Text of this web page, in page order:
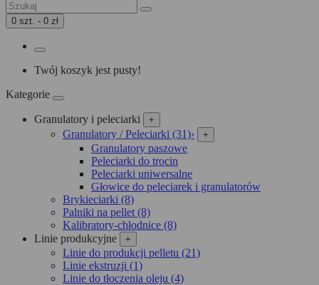
0 szt. - 0 zł
Twój koszyk jest pusty!
Kategorie
Granulatory i peleciarki +
Granulatory / Peleciarki (31)› +
Granulatory paszowe
Peleciarki do trocin
Peleciarki uniwersalne
Głowice do peleciarek i granulatorów
Brykieciarki (8)
Palniki na pellet (8)
Kalibratory-chłodnice (8)
Linie produkcyjne
+
Linie do produkcji pelletu (21)
Linie ekstruzji (1)
Linie do tłoczenia oleju (4)